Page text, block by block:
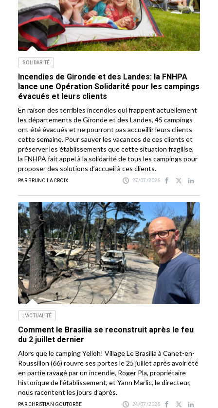
SOLIDARITÉ
Incendies de Gironde et des Landes: la FNHPA
lance une Opération Solidarité pour les campings
évacués et leurs clients
En raison des terribles incendies qui frappent actuellement
les départements de Gironde et des Landes, 45 campings
ont été évacués et ne pourront pas accueillir leurs clients
cette semaine. Pour sauver les vacances de ces clients et
préserver les établissements que cette situation fragilise,
la FNHPA fait appel à la solidarité de tous les campings pour
proposer des solutions d’accueil à ces clients.
PAR BRUNO LACROIX 27/07/2026
L'ACTUALITÉ
Comment le Brasilia se reconstruit après le feu
du 2 juillet dernier
Alors que le camping Yelloh! Village Le Brasilia à Canet-en-
Roussillon (66) rouvre ses portes le 25 juillet après avoir été
en partie ravagé par un incendie, Roger Pla, propriétaire
historique de l’établissement, et Yann Marlic, le directeur,
nous racontent les jours d’après.
PAR CHRISTIAN GOUTORBE 24/07/2026